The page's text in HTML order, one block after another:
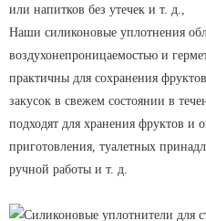
или напитков без утечек и т. д.,
Наши силиконовые уплотнения
воздухонепроницаемостью и
практичны для сохранения
закусок в свежем состоянии в
подходят для хранения фруктов и
приготовления, туалетных
ручной работы и т. д.